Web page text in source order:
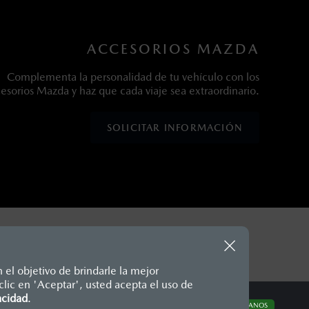
el objetivo de brindarle la mejor
en 'Aceptar', usted acepta el uso de
.
ACCESORIOS MAZDA
Complementa la personalidad de tu vehículo con los
Mazda y haz que cada viaje sea extraordinario.
SOLICITAR INFORMACIÓN
CONTÁCTANOS
en moneda de los Estados